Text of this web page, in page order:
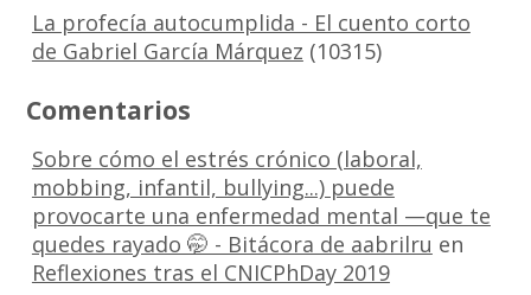
La profecía autocumplida - El cuento corto
de Gabriel García Márquez (10315)
Comentarios
Sobre cómo el estrés crónico (laboral,
mobbing, infantil, bullying...) puede
provocarte una enfermedad mental —que te
quedes rayado 🤭 - Bitácora de aabrilru en
Reflexiones tras el CNICPhDay 2019